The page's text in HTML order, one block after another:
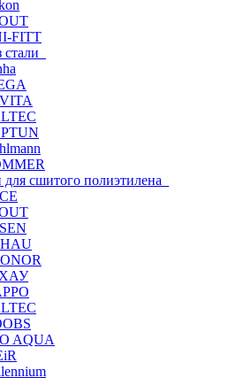
FITT
сшитого полиэтилена
AQUA